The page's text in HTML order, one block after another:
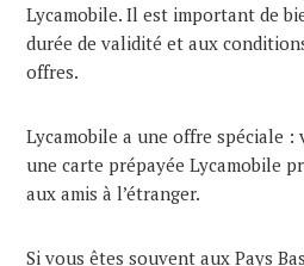
Lycamobile. Il est important de
durée de validité et aux
offres.
Lycamobile a une offre spéciale
une carte prépayée Lycamobile
aux amis à l’étranger.
Si vous êtes souvent aux Pays